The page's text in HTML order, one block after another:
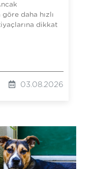
daha hızlı
dikkat
03.08.2026